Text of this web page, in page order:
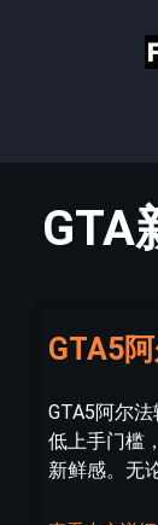
GTA
GTA5
GTA5阿尔
低上手门槛
新鲜感。无